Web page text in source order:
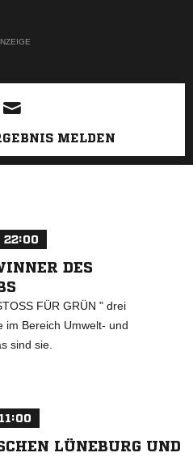
MELDEN
22:00
DES
FÜR GRÜN " drei
im Bereich Umwelt- und
sind sie.
LÜNEBURG UND